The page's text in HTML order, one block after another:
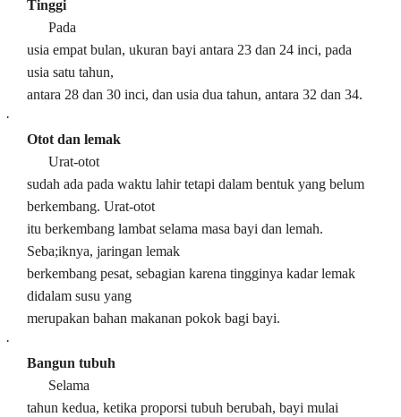
Tinggi
Pada
usia empat bulan, ukuran bayi antara 23 dan 24 inci, pada
usia satu tahun,
antara 28 dan 30 inci, dan usia dua tahun, antara 32 dan 34.
·
Otot dan lemak
Urat-otot
sudah ada pada waktu lahir tetapi dalam bentuk yang belum
berkembang. Urat-otot
itu berkembang lambat selama masa bayi dan lemah.
Seba;iknya, jaringan lemak
berkembang pesat, sebagian karena tingginya kadar lemak
didalam susu yang
merupakan bahan makanan pokok bagi bayi.
·
Bangun tubuh
Selama
tahun kedua, ketika proporsi tubuh berubah, bayi mulai